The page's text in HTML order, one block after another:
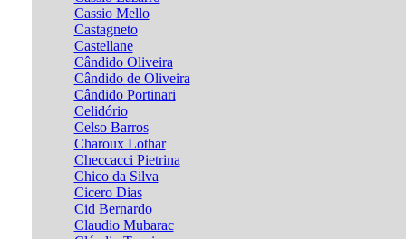
Cassio Mello
Castagneto
Castellane
Cândido Oliveira
Cândido de Oliveira
Cândido Portinari
Celidório
Celso Barros
Charoux Lothar
Checcacci Pietrina
Chico da Silva
Cicero Dias
Cid Bernardo
Claudio Mubarac